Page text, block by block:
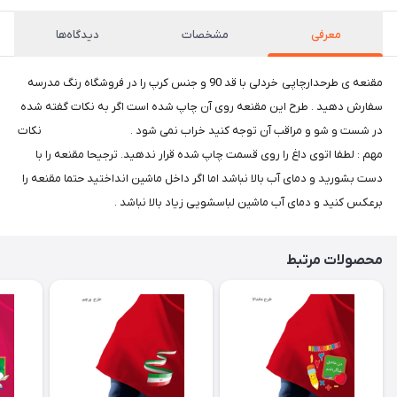
معرفی مشخصات دیدگاه‌ها
مقنعه ی طرحدارچاپی خردلی با قد 90 و جنس کرپ را در فروشگاه رنگ مدرسه
سفارش دهید . طرح این مقنعه روی آن چاپ شده است اگر به نکات گفته شده
در شست و شو و مراقب آن توجه کنید خراب نمی شود . نکات
مهم : لطفا اتوی داغ را روی قسمت چاپ شده قرار ندهید. ترجیحا مقنعه را با
دست بشورید و دمای آب بالا نباشد اما اگر داخل ماشین انداختید حتما مقنعه را
برعکس کنید و دمای آب ماشین لباسشویی زیاد بالا نباشد .
محصولات مرتبط